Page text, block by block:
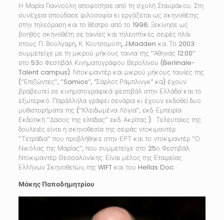
Η Μαρία Γιαννούλη αποφοίτησε από τη σχολή Σταυράκου. Στη
συνέχεια σπούδασε φιλοσοφία κι εργάζεται ως σκηνοθέτης
στην τηλεόραση και το θέατρο από το 1996. Ξεκίνησε ως
βοηθός σκηνοθέτη σε ταινίες και τηλεοπτικές σειρές πλάι
στους Π. Βούλγαρη, Κ. Κουτσομύτη, J.Madden κα. Το 2003
συμμετείχε με τη μικρού μήκους ταινία της ‘’Αθηνάς 12:00’’
στο 53ο Φεστιβάλ Κινηματογράφου Βερολίνου (Berlinale-
Talent campus). Ντοκιμαντέρ και μικρού μήκους ταινίες της
(‘’Επιζώντες’’, ‘’Samios’’, ”Σάρλοτ Ράμπλινγκ” κα) έχουν
βραβευτεί σε κινηματογραφικά φεστιβάλ στην Ελλάδα και το
εξωτερικό. Παράλληλα γράφει σενάρια κι έχουν εκδοθεί δυο
μυθιστορήματα της (‘’Κλειδωμένα Λόγια’’, εκδ. Εμπειρία
Εκδοτική ’’Δάσος της ελπίδας’’ εκδ. Ακρίτας ). Τελευταίες της
δουλειές είναι η σκηνοθεσία της σειράς ντοκιμαντέρ
‘’Τετράδια’’ που προβλήθηκε στην ΕΡΤ και το ντοκιμαντέρ ‘’Ο
Νικόλας της Μαρίας’’, που συμμετείχε στο 25ο Φεστιβάλ
Ντοκιμαντέρ Θεσσαλονίκης. Είναι μέλος της Εταιρείας
Ελλήνων Σκηνοθετών, της WIFT και του Hellas Doc.
Μάκης Παπαδημητρίου